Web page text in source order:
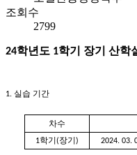
조회수
2799
24학년도 1학기 장기 산학
1. 실습 기간
차수
1학기(장기) 2024.03.